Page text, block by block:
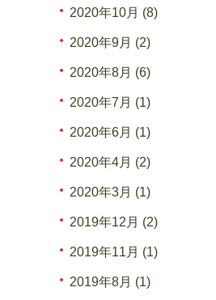
2020年10月 (8)
2020年9月 (2)
2020年8月 (6)
2020年7月 (1)
2020年6月 (1)
2020年4月 (2)
2020年3月 (1)
2019年12月 (2)
2019年11月 (1)
2019年8月 (1)